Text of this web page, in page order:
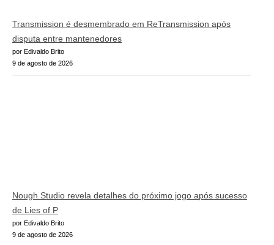
Transmission é desmembrado em ReTransmission após
disputa entre mantenedores
por Edivaldo Brito
9 de agosto de 2026
Nough Studio revela detalhes do próximo jogo após sucesso
de Lies of P
por Edivaldo Brito
9 de agosto de 2026